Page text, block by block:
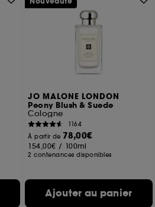
JO MALONE LONDON
Peony Blush & Suede
Cologne
1164
À partir de 78,00€
154,00€ / 100ml
2 contenances disponibles
Ajouter au panier